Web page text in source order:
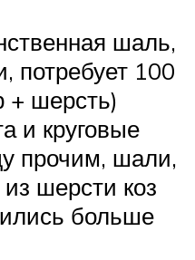
шаль,
потребует 100
+ шерсть)
и круговые
прочим, шали,
шерсти коз
больше